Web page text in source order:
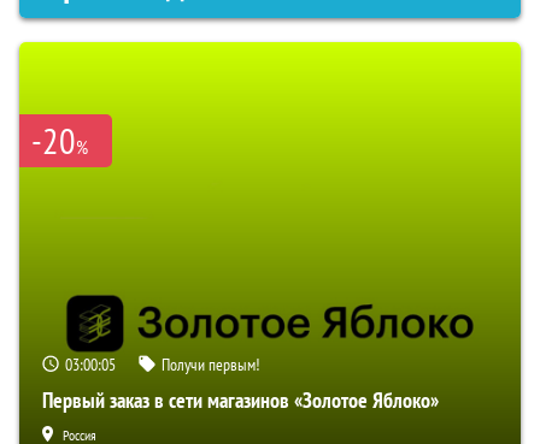
-20%
03:00:04 Получи первым!
Первый заказ в сети магазинов «Золотое Яблоко»
Россия